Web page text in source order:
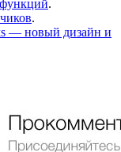
.
.
— новый дизайн и